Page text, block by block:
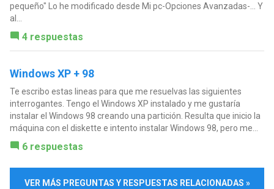
pequeño" Lo he modificado desde Mi pc-Opciones Avanzadas-... Y
al...
4 respuestas
Windows XP + 98
Te escribo estas lineas para que me resuelvas las siguientes
interrogantes. Tengo el Windows XP instalado y me gustaría
instalar el Windows 98 creando una partición. Resulta que inicio la
máquina con el diskette e intento instalar Windows 98, pero me...
6 respuestas
VER MÁS PREGUNTAS Y RESPUESTAS RELACIONADAS »